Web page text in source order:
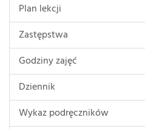
Plan lekcji
Zastępstwa
Godziny zajęć
Dziennik
Wykaz podręczników